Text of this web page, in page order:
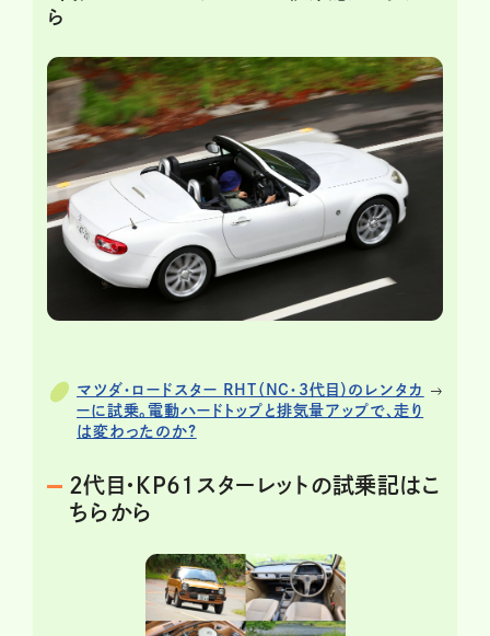
ら
マツダ・ロードスター RHT（NC・3代目）のレンタカ
ーに試乗。電動ハードトップと排気量アップで、走り
は変わったのか?
2代目・KP61スターレットの試乗記はこ
ちらから